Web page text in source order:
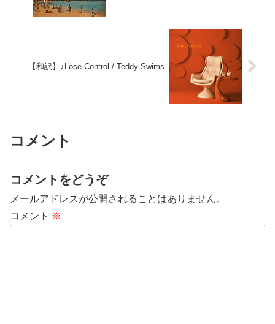
【和訳】♪Lose Control / Teddy Swims
コメント
コメントをどうぞ
メールアドレスが公開されることはありません。
コメント ※